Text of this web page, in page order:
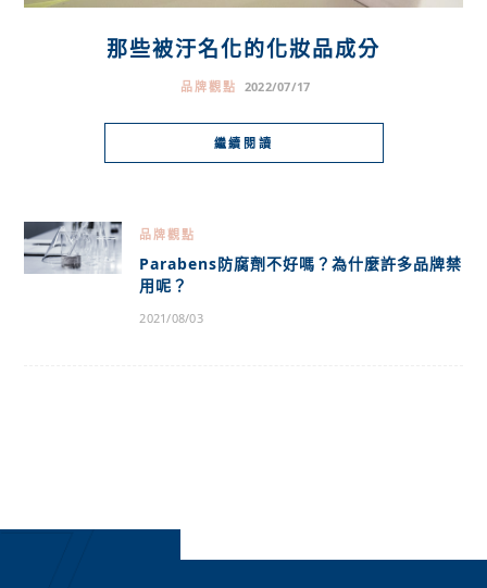
那些被汙名化的化妝品成分
品牌觀點 2022/07/17
繼續閱讀
品牌觀點
Parabens防腐劑不好嗎？為什麼許多品牌禁
用呢？
2021/08/03